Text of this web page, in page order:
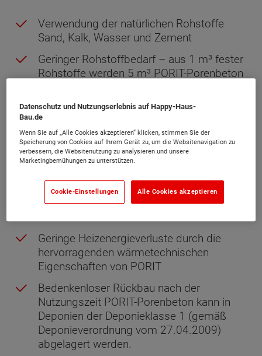
Verwendung der natürlichen Rohstoffe
Sand, Kalk, Wasser und Zement
Geringer Rohstoffbedarf – aus 1 m³ fester
Rohstoffe werden 5 m³ PORIT-Porenbeton
etwa 190 °C und 12 bar
Verpackung in recycelbarer Folie und auf
Mehrweg-Holzpaletten
Geringer Energieeinsatz bei der
Verarbeitung auf der Baustelle
Langlebiger Baustoff mit dauerhafter
Geringe Heizenergieverluste durch die
hervorragenden wärmetechnischen
Eigenschaften von PORIT
Bedenkenloser Rückbau nach der
Nutzungszeit PORIT-Porenbeton kann in
Deponien der Deponieklasse 1 (gemäß
Deponieverordnung vom 27.04.2009)
abgelagert werden.
Datenschutz und Nutzungserlebnis auf Happy-Haus-
Bau.de
Wenn Sie auf „Alle Cookies akzeptieren“ klicken, stimmen Sie der
Speicherung von Cookies auf Ihrem Gerät zu, um die Websitenavigation zu
verbessern, die Websitenutzung zu analysieren und unsere
Marketingbemühungen zu unterstützen.
Cookie-Einstellungen Alle Cookies akzeptieren